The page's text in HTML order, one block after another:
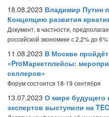
18.08.2023 Владимир Путин
Концепцию развития
Документ, в частности,
российской экономике с 2,2% до 6%
11.08.2023 В Москве
«ProМаркетплейсы:
селлеров»
Форум состоится 18-19 сентября
13.07.2023 О мире будущего
экспертов выступили на